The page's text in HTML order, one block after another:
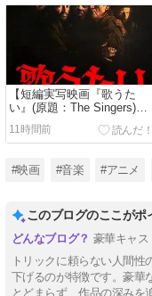
【短編実写映画『歌うた
い』(原題：The Singers)】
自分ならどんな歌で人生を
語るだろう？年老いた男た
る18分。
11時間前
#映画 #音楽 #アニメ
このブログのここがポ
豪華キャ
トリックに頼らない人間
下げるのが特徴です。豪華
とどまらず、作品の深みを